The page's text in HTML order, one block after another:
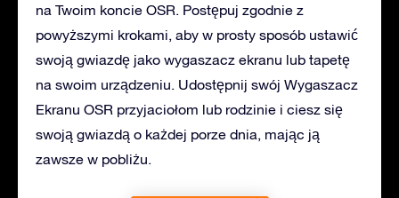
na Twoim koncie OSR. Postępuj zgodnie z
powyższymi krokami, aby w prosty sposób ustawić
swoją gwiazdę jako wygaszacz ekranu lub tapetę
na swoim urządzeniu. Udostępnij swój Wygaszacz
Ekranu OSR przyjaciołom lub rodzinie i ciesz się
swoją gwiazdą o każdej porze dnia, mając ją
zawsze w pobliżu.